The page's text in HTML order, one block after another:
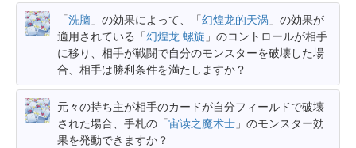
「洗脑 」の効果によって、「幻煌龙的天涡 」の効果が
適用されている「幻煌龙 螺旋 」のコントロールが相手
に移り、相手が戦闘で自分のモンスターを破壊した場
合、相手は勝利条件を満たしますか？
元々の持ち主が相手のカードが自分フィールドで破壊
された場合、手札の「宙读之魔术士 」のモンスター効
果を発動できますか？